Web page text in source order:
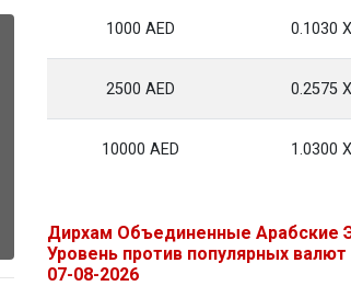
1000 AED 0.1030
2500 AED 0.2575
10000 AED 1.0300
Дирхам Объединенные Арабские
Уровень против популярных валют
07-08-2026